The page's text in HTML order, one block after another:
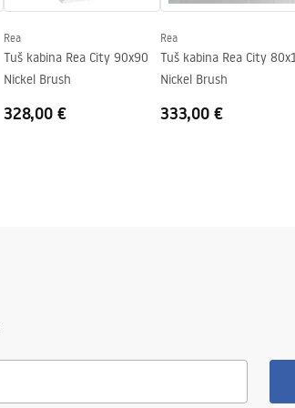
Rea
Tuš kabina Rea City 90x90
Nickel Brush
328,00 €
Rea
Tuš kabina Rea City
Nickel Brush
333,00 €